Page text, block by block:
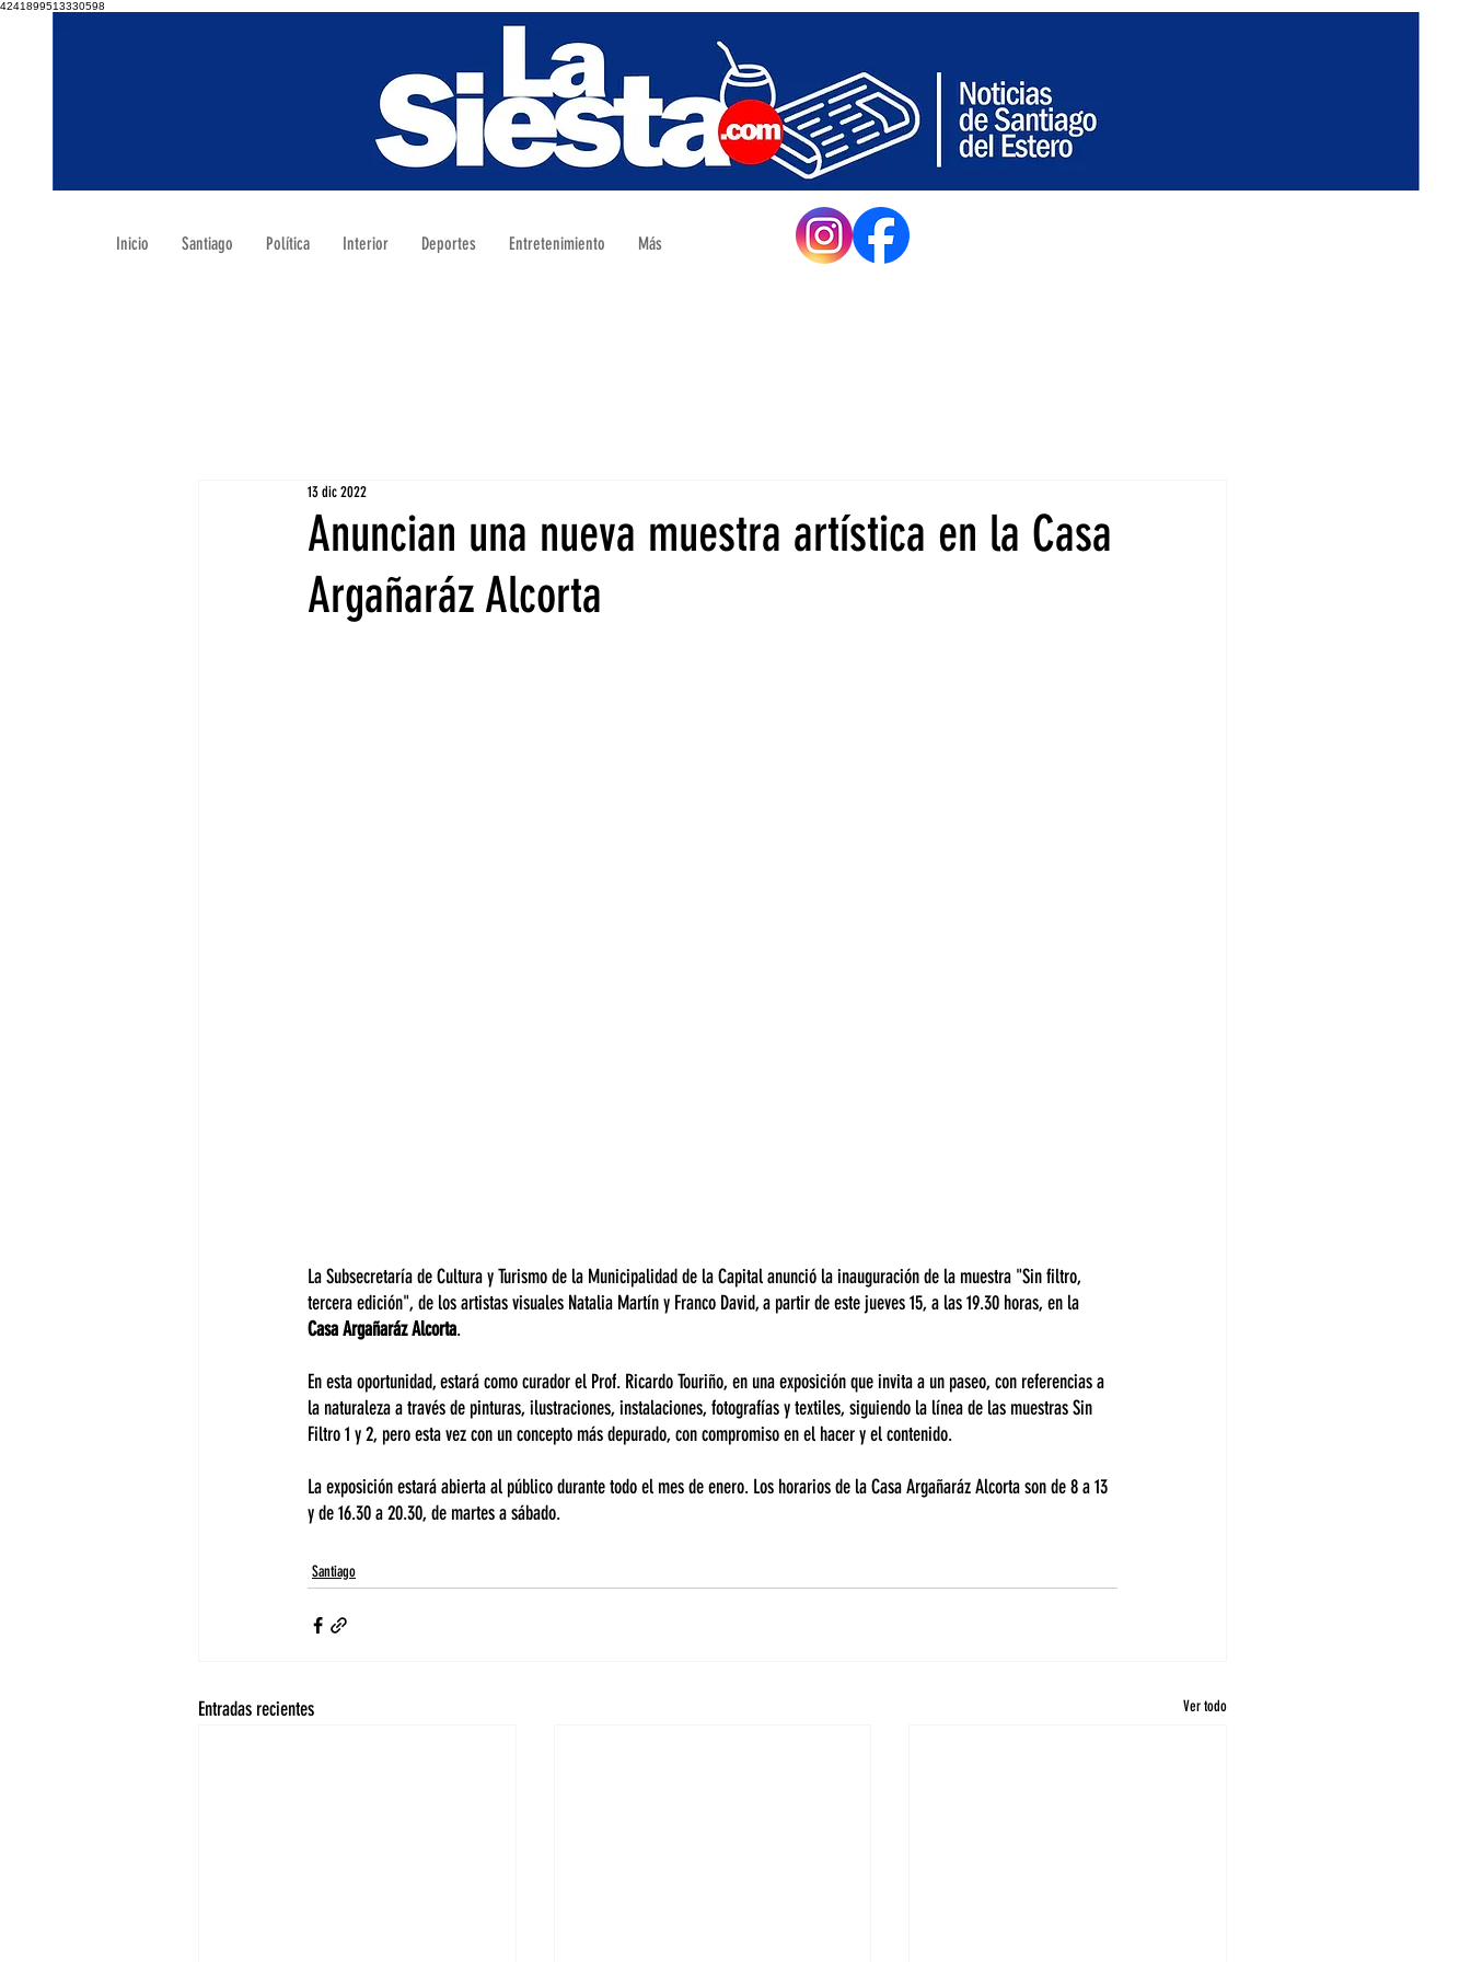
4241899513330598
Inicio Santiago Política Interior Deportes Entretenimiento Más
Anuncian una nueva muestra artística en la Casa
Argañaráz Alcorta
13 dic 2022
La Subsecretaría de Cultura y Turismo de la Municipalidad de la Capital anunció la inauguración de la muestra "Sin filtro,
tercera edición", de los artistas visuales Natalia Martín y Franco David, a partir de este jueves 15, a las 19.30 horas, en la
Casa Argañaráz Alcorta.
En esta oportunidad, estará como curador el Prof. Ricardo Touriño, en una exposición que invita a un paseo, con referencias a
la naturaleza a través de pinturas, ilustraciones, instalaciones, fotografías y textiles, siguiendo la línea de las muestras Sin
Filtro 1 y 2, pero esta vez con un concepto más depurado, con compromiso en el hacer y el contenido.
La exposición estará abierta al público durante todo el mes de enero. Los horarios de la Casa Argañaráz Alcorta son de 8 a 13
y de 16.30 a 20.30, de martes a sábado.
Santiago
Entradas recientes Ver todo